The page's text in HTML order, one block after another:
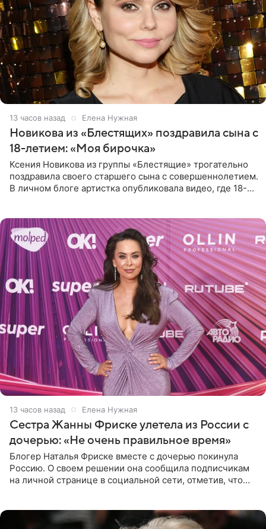
13 часов назад Елена Нужная
Новикова из «Блестящих» поздравила сына с
18-летием: «Моя бирочка»
Ксения Новикова из группы «Блестящие» трогательно
поздравила своего старшего сына с совершеннолетием.
В личном блоге артистка опубликовала видео, где 18-
13 часов назад Елена Нужная
Сестра Жанны Фриске улетела из России с
дочерью: «Не очень правильное время»
Блогер Наталья Фриске вместе с дочерью покинула
Россию. О своем решении она сообщила подписчикам
на личной странице в социальной сети, отметив, что